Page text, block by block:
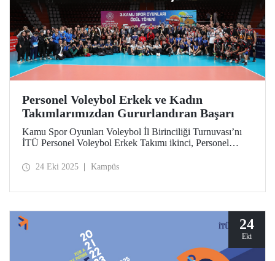
Personel Voleybol Erkek ve Kadın
Takımlarımızdan Gururlandıran Başarı
Kamu Spor Oyunları Voleybol İl Birinciliği Turnuvası’nı
İTÜ Personel Voleybol Erkek Takımı ikinci, Personel
Takımlarımız, elde ettikleri bu derecelerle katılmaya hak
24 Eki 2025 Kampüs
24
Eki